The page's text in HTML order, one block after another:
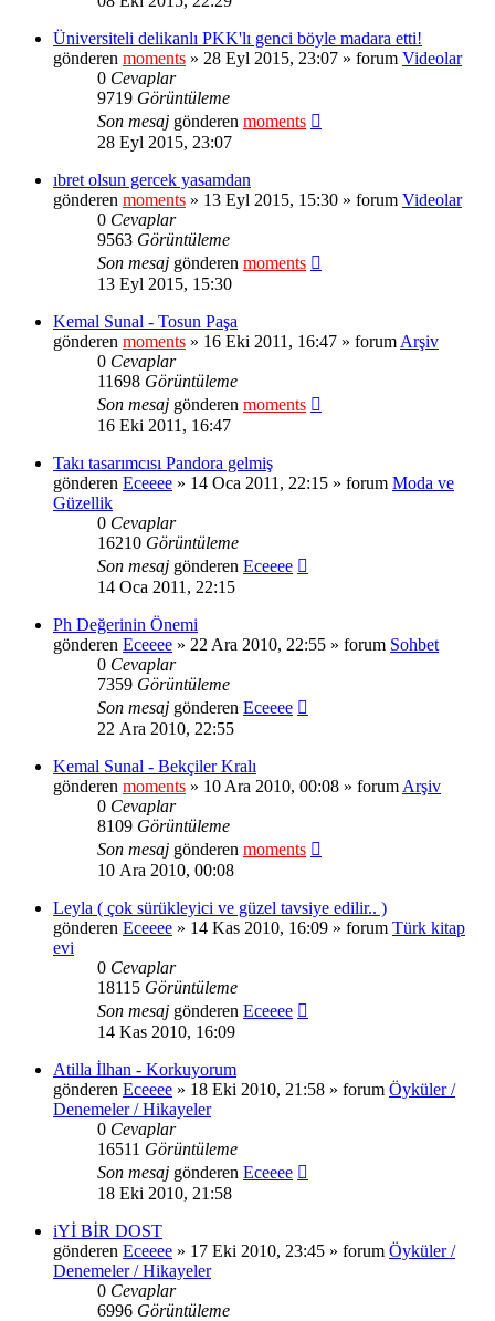
Üniversiteli delikanlı PKK'lı genci böyle madara etti!
gönderen moments » 28 Eyl 2015, 23:07 » forum Videolar
0 Cevaplar
9719 Görüntüleme
Son mesaj gönderen moments
28 Eyl 2015, 23:07
ıbret olsun gercek yasamdan
gönderen moments » 13 Eyl 2015, 15:30 » forum Videolar
0 Cevaplar
9563 Görüntüleme
Son mesaj gönderen moments
13 Eyl 2015, 15:30
Kemal Sunal - Tosun Paşa
gönderen moments » 16 Eki 2011, 16:47 » forum Arşiv
0 Cevaplar
11698 Görüntüleme
Son mesaj gönderen moments
16 Eki 2011, 16:47
Takı tasarımcısı Pandora gelmiş
gönderen Eceeee » 14 Oca 2011, 22:15 » forum Moda ve
Güzellik
0 Cevaplar
16210 Görüntüleme
Son mesaj gönderen Eceeee
14 Oca 2011, 22:15
Ph Değerinin Önemi
gönderen Eceeee » 22 Ara 2010, 22:55 » forum Sohbet
0 Cevaplar
7359 Görüntüleme
Son mesaj gönderen Eceeee
22 Ara 2010, 22:55
Kemal Sunal - Bekçiler Kralı
gönderen moments » 10 Ara 2010, 00:08 » forum Arşiv
0 Cevaplar
8109 Görüntüleme
Son mesaj gönderen moments
10 Ara 2010, 00:08
Leyla ( çok sürükleyici ve güzel tavsiye edilir.. )
gönderen Eceeee » 14 Kas 2010, 16:09 » forum Türk kitap
evi
0 Cevaplar
18115 Görüntüleme
Son mesaj gönderen Eceeee
14 Kas 2010, 16:09
Atilla İlhan - Korkuyorum
gönderen Eceeee » 18 Eki 2010, 21:58 » forum Öyküler /
Denemeler / Hikayeler
0 Cevaplar
16511 Görüntüleme
Son mesaj gönderen Eceeee
18 Eki 2010, 21:58
iYİ BİR DOST
gönderen Eceeee » 17 Eki 2010, 23:45 » forum Öyküler /
Denemeler / Hikayeler
0 Cevaplar
6996 Görüntüleme